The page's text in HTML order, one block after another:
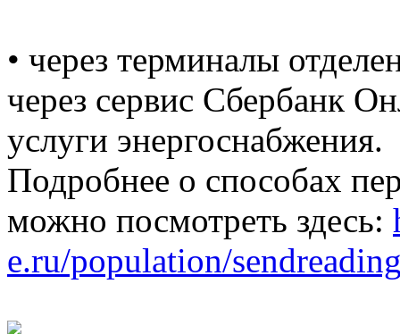
• через терминалы
через сервис Сбербанк
услуги энергоснабжения.
Подробнее о способах
можно посмотреть здесь:
e.ru/population/